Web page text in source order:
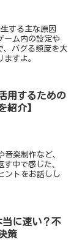
する主な原因
ーム内の設定や
バグる頻度を大
すよ。
用するための
紹介】
楽制作など、
中で感じた、
ントをお話しし
当に速い？不
策